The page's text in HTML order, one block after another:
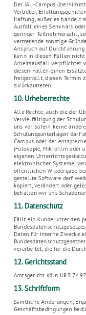
Der IAL -Campus
Vertreter,
Haftung, außer es handelt
Ausfall eines Seminars
geringer Teilnehmerzahl,
vertretende sonstige
Anspruch auf Durchführung
kann in diesen Fällen nicht
Arbeitsausfall verpflichtet
diesen Fällen einen
freigestellt, diesen Termin
zurückzutreten.
10. Urheberrechte
Alle Rechte, auch die der
Vervielfältigung der
uns vor, sofern keine
Schulungsunterlagen darf
Campus oder der
(Fotokopie, Mikrofilm oder
eigenen
elektronischer Systeme,
öffentlichen Wiedergabe
gestellte Software darf
kopiert, verändert oder
behalten wir uns
11. Datenschutz
Fällt ein Kunde unter den
Daten für interne Zwecke
verarbeitet, die für die
12. Gerichtsstand
Amtsgericht Köln HRB
13. Schriftform
Sämtliche Änderungen,
Geschäftsbedingungen